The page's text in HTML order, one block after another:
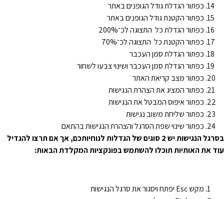
כפתור הגדלת גודל הגופנים באתר
כפתור הקטנת גודל הגופנים באתר
כפתור הגדלת כל התצוגה לכ־200%
כפתור הקטנת כל התצוגה לכ־70%
כפתור הגדלת סמן העכבר
כפתור הגדלת סמן העכבר ושינוי צבעו לשחור
כפתור מצב קריאת האתר
כפתור המציג את הצהרת הנגישות
כפתור איפוס המבטל את הנגישות
כפתור שליחת משוב נגישות
כפתור שינוי שפת הסרגל והצהרת הנגישות בהתאם
הנגישות יש2סוגים של הגדלות לנוחיותכם,אך אם תרצו להגדיל
את האותיות תוכלו להשתמש בפונקציות המקלדת הבאות:
מקש Esc יפתח ויסגור את סרגל הנגישות